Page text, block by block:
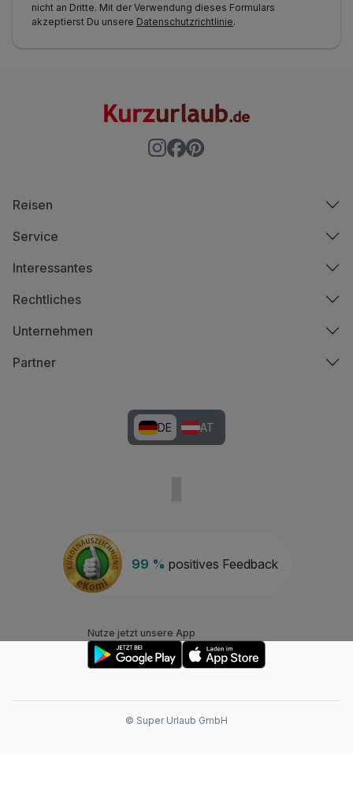
nicht an Dritte. Mit der Verwendung dieses Formulars
akzeptierst Du unsere Datenschutzrichtlinie.
99 % positives Feedback
Reisen
Service
Interessantes
Rechtliches
Unternehmen
Partner
DE AT
Nutze jetzt unsere App
© Super Urlaub GmbH